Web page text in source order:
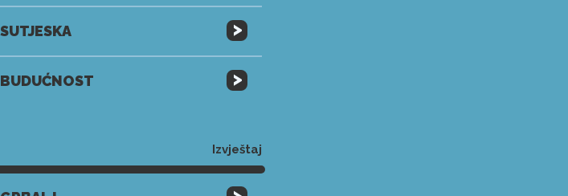
SUTJESKA >
BUDUĆNOST >
Izvještaj